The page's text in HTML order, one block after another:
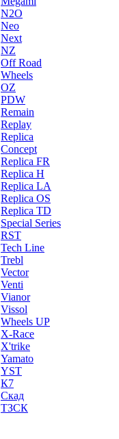
N2O
Neo
Next
NZ
Off Road
Wheels
OZ
PDW
Remain
Replay
Replica
Concept
Replica FR
Replica H
Replica LA
Replica OS
Replica TD
Special Series
RST
Tech Line
Trebl
Vector
Venti
Vianor
Vissol
Wheels UP
X-Race
X'trike
Yamato
YST
К7
Скад
ТЗСК